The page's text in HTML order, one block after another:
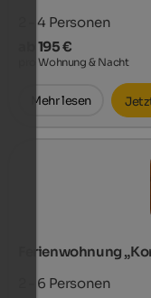
2 - 4 Personen
ab 195 €
pro Wohnung & Nacht
Mehr lesen
Ferienwohnung
2 - 6 Personen